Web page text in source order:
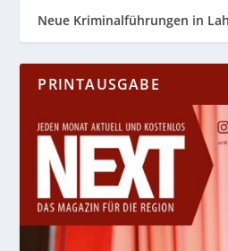
Neue Kriminalführungen in
PRINTAUSGABE